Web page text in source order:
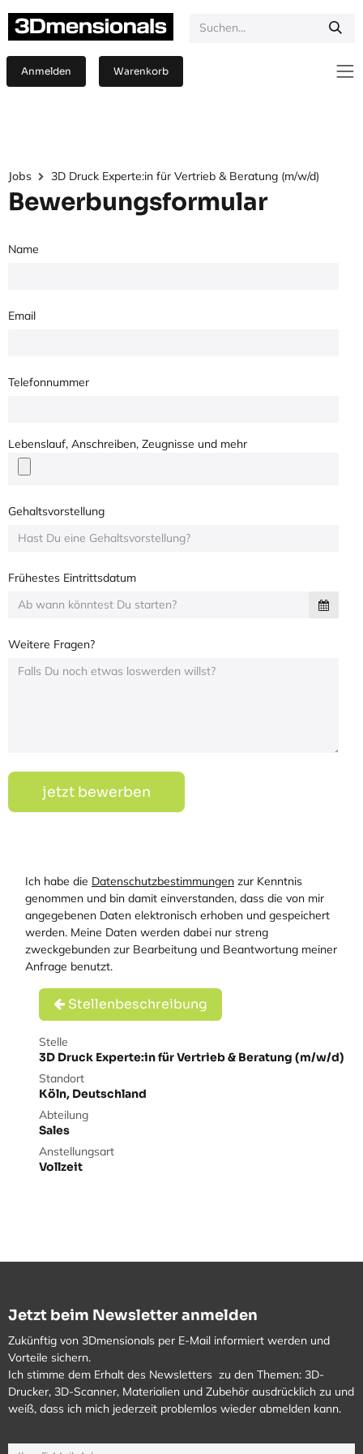
Anmelden Warenkorb
Jobs 3D Druck Experte:in für Vertrieb & Beratung (m/w/d)
Bewerbungsformular
Name
Email
Telefonnummer
Lebenslauf, Anschreiben, Zeugnisse und mehr
Gehaltsvorstellung
Frühestes Eintrittsdatum
Weitere Fragen?
jetzt bewerben
Ich habe die Datenschutzbestimmungen zur Kenntnis
genommen und bin damit einverstanden, dass die von mir
angegebenen Daten elektronisch erhoben und gespeichert
werden. Meine Daten werden dabei nur streng
zweckgebunden zur Bearbeitung und Beantwortung meiner
Anfrage benutzt.
Stellenbeschreibung
Stelle
3D Druck Experte:in für Vertrieb & Beratung (m/w/d)
Standort
Köln, Deutschland
Abteilung
Sales
Anstellungsart
Vollzeit
Jetzt beim Newsletter anmelden
Zukünftig von 3Dmensionals per E-Mail informiert werden und
Vorteile sichern.
Ich stimme dem Erhalt des Newsletters zu den Themen: 3D-
Drucker, 3D-Scanner, Materialien und Zubehör ausdrücklich zu und
weiß, dass ich mich jederzeit problemlos wieder abmelden kann.